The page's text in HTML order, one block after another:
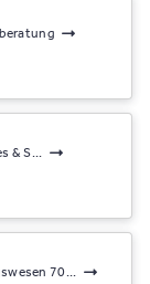
& S...
70...